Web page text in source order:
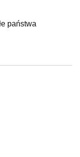
państwa